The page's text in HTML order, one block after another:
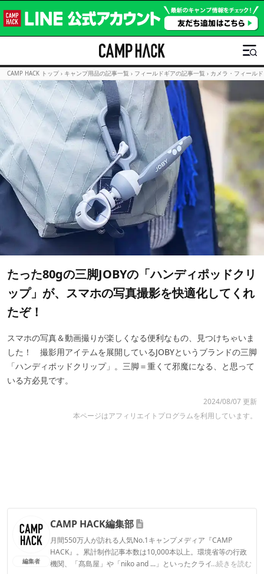
CAMP HACK トップ › キャンプ用品の記事一覧 › フィールドギアの記事一覧 › カメラ・フィール
たった80gの三脚JOBYの「ハンディポッドクリ
ップ」が、スマホの写真撮影を快適化してくれ
たぞ！
スマホの写真＆動画撮りが楽しくなる便利なもの、見つけちゃいま
した！ 撮影用アイテムを展開しているJOBYというブランドの三脚
「ハンディポッドクリップ」。三脚＝重くて邪魔になる、と思って
いる方必見です。
2024/08/07 更新
本ページはアフィリエイトプログラムを利用しています。
編集者
CAMP HACK編集部
月間550万人が訪れる人気No.1キャンプメディア『CAMP
HACK』。累計制作記事本数は10,000本以上。環境省等の行政
機関、「髙島屋」や「niko and ...」といったクライアントとの
...続きを読む